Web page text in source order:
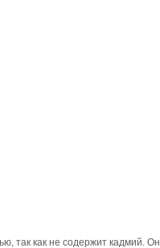
так как не содержит кадмий. Он